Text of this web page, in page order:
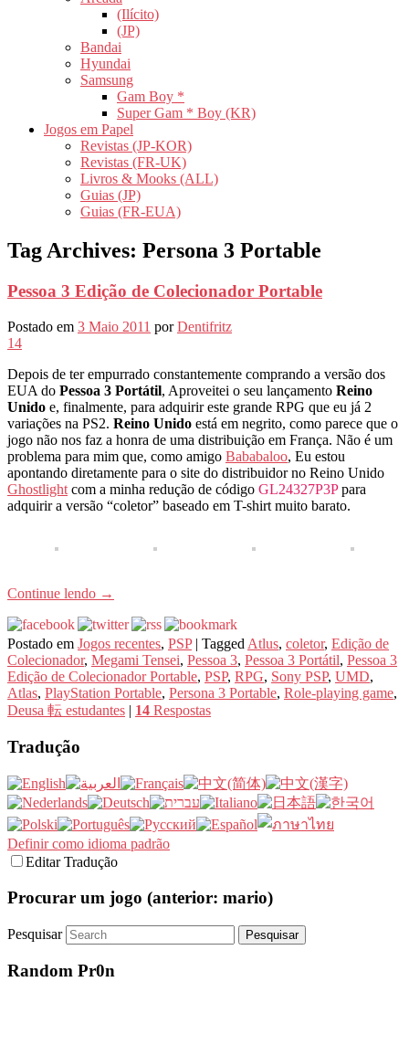
(Ilícito)
(JP)
Bandai
Hyundai
Samsung
Gam Boy *
Super Gam * Boy (KR)
Jogos em Papel
Revistas (JP-KOR)
Revistas (FR-UK)
Livros & Mooks (ALL)
Guias (JP)
Guias (FR-EUA)
Tag Archives: Persona 3 Portable
Pessoa 3 Edição de Colecionador Portable
Postado em 3 Maio 2011 porDentifritz
14
Depois de ter empurrado constantemente comprando a versão dos
EUA do Pessoa 3 Portátil, Aproveitei o seu lançamento Reino
Unido e, finalmente, para adquirir este grande RPG que eu já 2
variações na PS2. Reino Unido está em negrito, como parece que o
jogo não nos faz a honra de uma distribuição em França. Não é um
problema para mim que, como amigo Bababaloo, Eu estou
apontando diretamente para o site do distribuidor no Reino Unido
Ghostlight com a minha redução de código GL24327P3Ppara
adquirir a versão “coletor” baseado em T-shirt muito barato.
Continue lendo →
Postado em Jogos recentes, PSP | Tagged Atlus, coletor, Edição de
Colecionador, Megami Tensei, Pessoa 3, Pessoa 3 Portátil, Pessoa 3
Edição de Colecionador Portable, PSP, RPG, Sony PSP, UMD,
Atlas, PlayStation Portable, Persona 3 Portable, Role-playing game,
Deusa 転 estudantes | 14 Respostas
Tradução
Definir como idioma padrão
Editar Tradução
Procurar um jogo (anterior: mario)
Pesquisar
Random Pr0n